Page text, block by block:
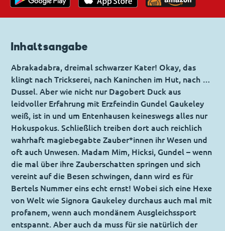
Inhaltsangabe
Abrakadabra, dreimal schwarzer Kater! Okay, das
klingt nach Trickserei, nach Kaninchen im Hut, nach …
Dussel. Aber wie nicht nur Dagobert Duck aus
leidvoller Erfahrung mit Erzfeindin Gundel Gaukeley
weiß, ist in und um Entenhausen keineswegs alles nur
Hokuspokus. Schließlich treiben dort auch reichlich
wahrhaft magiebegabte Zauber*innen ihr Wesen und
oft auch Unwesen. Madam Mim, Hicksi, Gundel – wenn
die mal über ihre Zauberschatten springen und sich
vereint auf die Besen schwingen, dann wird es für
Bertels Nummer eins echt ernst! Wobei sich eine Hexe
von Welt wie Signora Gaukeley durchaus auch mal mit
profanem, wenn auch mondänem Ausgleichssport
entspannt. Aber auch da muss für sie natürlich der